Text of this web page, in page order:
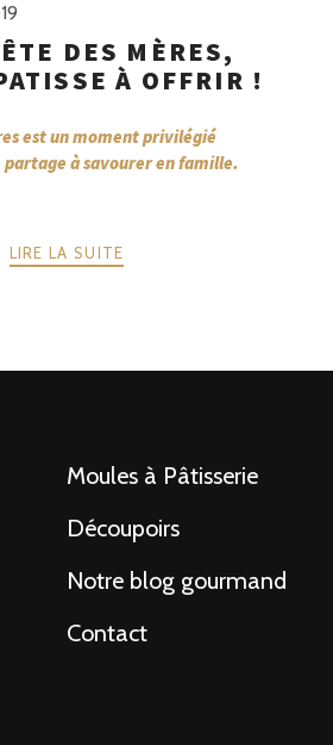
DES MÈRES,
À OFFRIR !
est un moment privilégié
partage à savourer en famille.
LIRE LA SUITE
Moules à Pâtisserie
Découpoirs
Notre blog gourmand
Contact